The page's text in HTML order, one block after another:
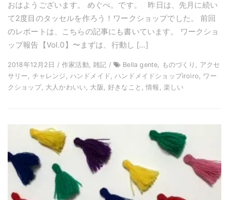
おはようございます。 めぐぺ。です。 昨日は、先月に続い
て2度目のタッセルを作ろう！ワークショップでした。 前回
のレポートは、こちらの記事にも書いています。 ワークショ
ップ報告【Vol.0】〜まずは、行動し […]
2018年12月2日 / 作家活動, 雑記 /
Bella gente, ものづくり, アクセ
サリー, チャレンジ, ハンドメイド, ハンドメイドショップiroiro, ワー
クショップ, 大人かわいい, 大阪, 好きなこと, 情報, 楽しい